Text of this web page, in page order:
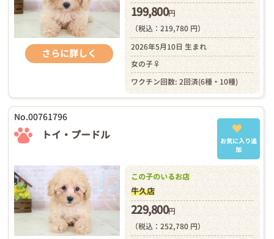
さらに詳しく
199,800円
（税込：219,780 円）
2026年5月10日 生まれ
女の子♀
ワクチン回数: 2回済(6種・10種)
No.00761796
トイ・プードル
お気に入り追
加
この子のいるお店
牛久店
229,800円
（税込：252,780 円）